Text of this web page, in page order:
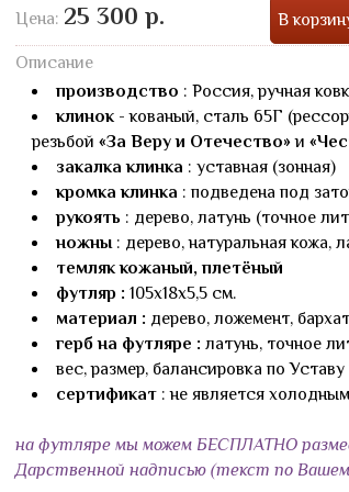
Цена: 25 300 р. В
Описание
производство : Россия, ручная
клинок- кованый, сталь 65Г
резьбой «За Веру и Отечество»и
закалка клинка : уставная (зонная)
кромка клинка : подведена под
рукоять : дерево, латунь (точное
ножны: дерево, натуральная кожа,
темляк кожаный, плетёный
футляр : 105х18х5,5 см.
материал : дерево, ложемент,
герб на футляре : латунь, точное
вес, размер, балансировка по Уставу
сертификат : не является
на футляре мы можем БЕСПЛАТНО
Дарственной надписью (текст по